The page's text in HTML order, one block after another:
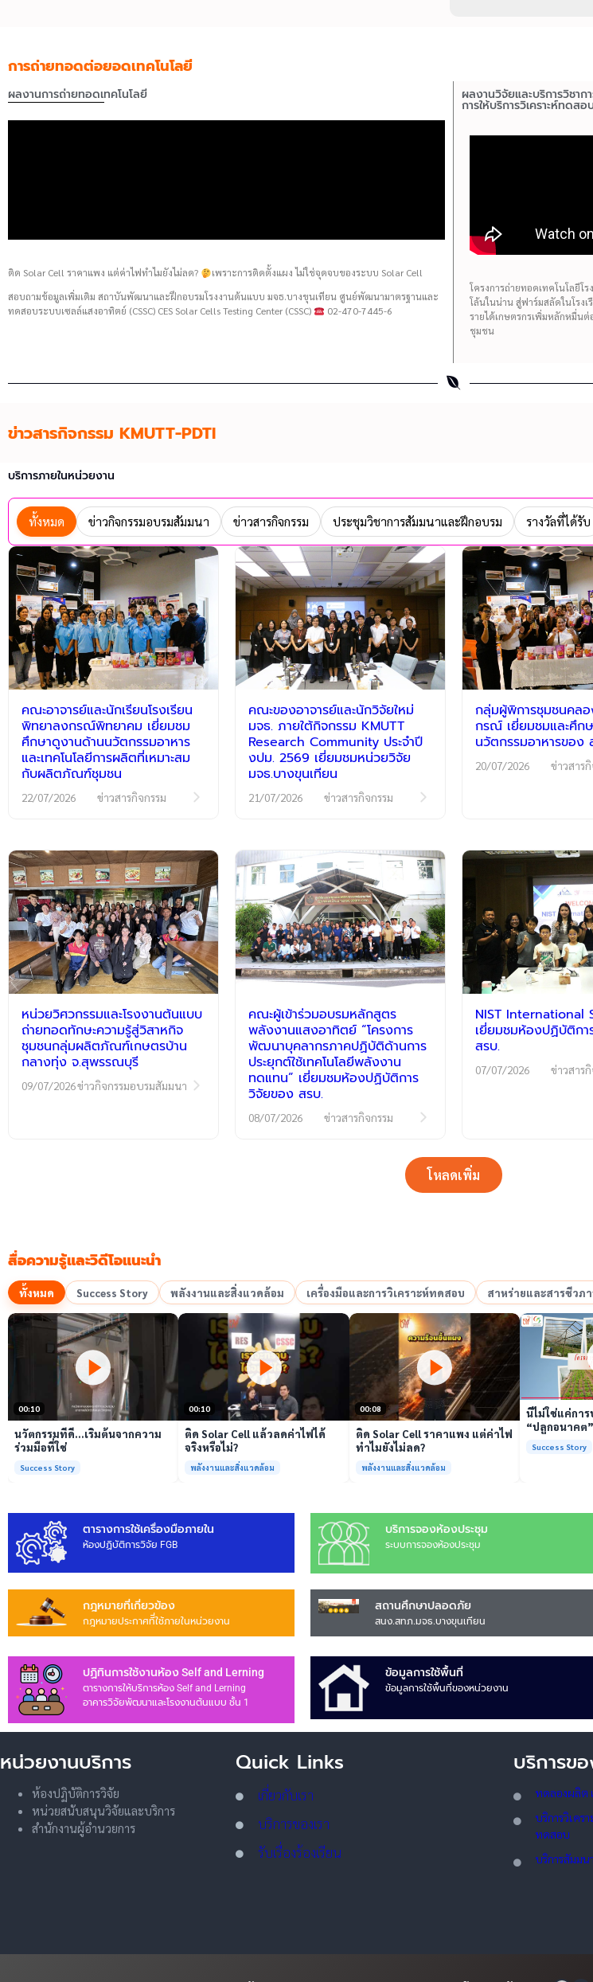
การถ่ายทอดต่อยอดเทคโนโลยี
ผลงานการถ่ายทอดเทคโนโลยี
ติด Solar Cell ราคาแพง แต่ค่าไฟทำไมยังไม่ลด?
เพราะการติดตั้งแผง ไม่ใช่จุดจบของระบบ Solar Cell
สอบถามข้อมูลเพิ่มเติม สถาบันพัฒนาและฝึกอบรมโรงงานต้นแบบ มจธ.บางขุนเทียน ศูนย์พัฒนามาตรฐานและ
ทดสอบระบบเซลล์แสงอาทิตย์ (CSSC) CES Solar Cells Testing Center (CSSC)
02-470-7445-6
ผลงานวิจัยและบริการวิชาก
การให้บริการวิเคราะห์ทดส
โครงการถ่ายทอดเทคโนโลยี
โล้นในน่าน สู่ฟาร์มสลัดในโรง
รายได้เกษตรกรเพิ่มหลักหมื่น
ชุมชน
ข่าวสารกิจกรรม KMUTT-PDTI
บริการภายในหน่วยงาน
ทั้งหมด ข่าวกิจกรรมอบรมสัมมนา ข่าวสารกิจกรรม ประชุมวิชาการสัมมนาและฝึกอบรม รางวัลที่ได้รับ
คณะอาจารย์และนักเรียนโรงเรียน
พิทยาลงกรณ์พิทยาคม เยี่ยมชม
ศึกษาดูงานด้านนวัตกรรมอาหาร
และเทคโนโลยีการผลิตที่เหมาะสม
กับผลิตภัณฑ์ชุมชน
22/07/2026 ข่าวสารกิจกรรม
คณะของอาจารย์และนักวิจัยใหม่
มจธ. ภายใต้กิจกรรม KMUTT
Research Community ประจำปี
งปม. 2569 เยี่ยมชมหน่วยวิจัย
มจธ.บางขุนเทียน
21/07/2026 ข่าวสารกิจกรรม
กลุ่มผู้พิการชุมชนคล
กรณ์ เยี่ยมชมและศึก
นวัตกรรมอาหารของ
20/07/2026 ข่าวสาร
หน่วยวิศวกรรมและโรงงานต้นแบบ
ถ่ายทอดทักษะความรู้สู่วิสาหกิจ
ชุมชนกลุ่มผลิตภัณฑ์เกษตรบ้าน
กลางทุ่ง จ.สุพรรณบุรี
09/07/2026ข่าวกิจกรรมอบรมสัมมนา
คณะผู้เข้าร่วมอบรมหลักสูตร
พลังงานแสงอาทิตย์ “โครงการ
พัฒนาบุคลากรภาคปฏิบัติด้านการ
ประยุกต์ใช้เทคโนโลยีพลังงาน
ทดแทน” เยี่ยมชมห้องปฏิบัติการ
วิจัยของ สรบ.
08/07/2026 ข่าวสารกิจกรรม
NIST International
เยี่ยมชมห้องปฏิบัติกา
สรบ.
07/07/2026 ข่าวสาร
โหลดเพิ่ม
สื่อความรู้และวิดีโอแนะนำ
ทั้งหมด Success Story พลังงานและสิ่งแวดล้อม เครื่องมือและการวิเคราะห์ทดสอบ สาหร่ายและสารชีวภ
เล่นวิดีโอ
00:10
นวัตกรรมที่ดี…เริ่มต้นจากความ
ร่วมมือที่ใช่
Success Story
เล่นวิดีโอ
00:10
ติด Solar Cell แล้วลดค่าไฟได้
จริงหรือไม่?
พลังงานและสิ่งแวดล้อม
เล่นวิดีโอ
00:08
ติด Solar Cell ราคาแพง แต่ค่าไฟ
ทำไมยังไม่ลด?
พลังงานและสิ่งแวดล้อม
นี่ไม่ใช่แค่กา
“ปลูกอนาคต
Success Story
ตารางการใช้เครื่องมือภายใน
ห้องปฏิบัติการวิจัย FGB
บริการจองห้องประชุม
ระบบการจองห้องประชุม
กฎหมายที่เกี่ยวข้อง
กฎหมายประกาศทีี่ใช้ภายในหน่วยงาน
สถานศึกษาปลอดภัย
สนง.สทภ.มจธ.บางขุนเทียน
ปฏิทินการใช้งานห้อง Self and Lerning
ตารางการให้บริการห้อง Self and Lerning
อาคารวิจัยพัฒนาและโรงงานต้นแบบ ชั้น 1
ข้อมูลการใช้พื้นที่
ข้อมูลการใช้พื้นที่ของหน่วยงาน
หน่วยงานบริการ
ห้องปฏิบัติการวิจัย
หน่วยสนับสนุนวิจัยและบริการ
สำนักงานผู้อำนวยการ
Quick Links
เกี่ยวกับเรา
บริการของเรา
รับเรื่องร้องเรียน
บริการขอ
ทดลองผลิต
บริการวิเคร
ทดสอบ
บริการสัมม